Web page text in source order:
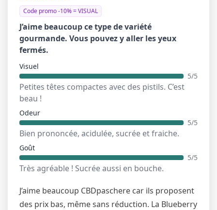
Code promo -10% = VISUAL
J’aime beaucoup ce type de variété
gourmande. Vous pouvez y aller les yeux
fermés.
Visuel
5/5
Petites têtes compactes avec des pistils. C’est
beau !
Odeur
5/5
Bien prononcée, acidulée, sucrée et fraiche.
Goût
5/5
Très agréable ! Sucrée aussi en bouche.
J’aime beaucoup CBDpaschere car ils proposent
des prix bas, même sans réduction. La Blueberry